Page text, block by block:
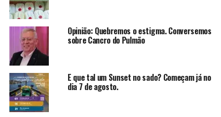
Opinião: Quebremos o estigma. Conversemos
sobre Cancro do Pulmão
E que tal um Sunset no sado? Começam já no
dia 7 de agosto.